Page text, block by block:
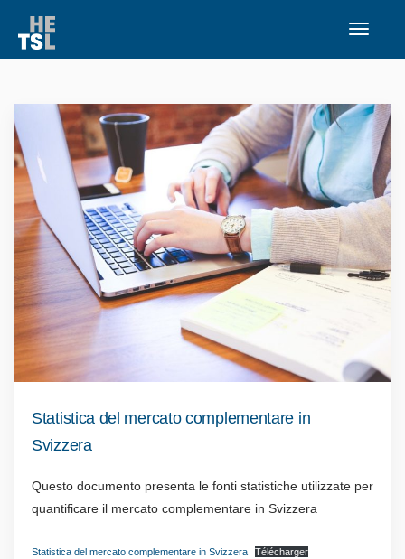
Statistica del mercato complementare in
Svizzera
Questo documento presenta le fonti statistiche utilizzate per
quantificare il mercato complementare in Svizzera
Statistica del mercato complementare in Svizzera Télécharger